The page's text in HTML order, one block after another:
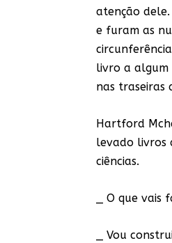
atenção
e furam as
livro a algum
nas traseiras
Hartford
levado livros
ciências.
_ O que
_ Vou